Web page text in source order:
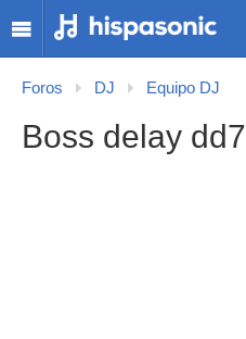
Foros DJ Equipo DJ
Boss delay dd7